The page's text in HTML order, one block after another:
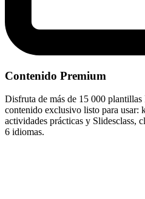
Contenido Premium
Disfruta de más de 15 000
contenido exclusivo listo para usar:
actividades prácticas y Slidesclass,
6 idiomas.